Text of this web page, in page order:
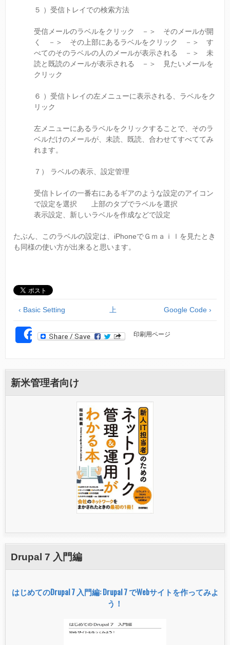
５ ）受信トレイでの検索方法
受信メールのラベルをクリック －＞ そのメールが開
く －＞ その上部にあるラベルをクリック －＞ す
べてのそのラベルの人のメールが表示される －＞ 未
読と既読のメールが表示される －＞ 見たいメールを
クリック
６ ）受信トレイの左メニューに表示される、ラベルをク
リック
左メニューにあるラベルをクリックすることで、そのラ
ベルだけのメールが、未読、既読、合わせてすべててみ
れます。
７） ラベルの表示、設定管理
受信トレイの一番右にあるギアのような設定のアイコン
で設定を選択 上部のタブでラベルを選択
表示設定、新しいラベルを作成などで設定
たぶん、このラベルの設定は、iPhoneでＧｍａｉｌを見たとき
も同様の使い方が出来ると思います。
‹ Basic Setting 上 Google Code ›
SHARE 印刷用ページ
新米管理者向け
Drupal 7 入門編
はじめてのDrupal 7 入門編: Drupal 7 でWebサイトを作ってみよ
う！